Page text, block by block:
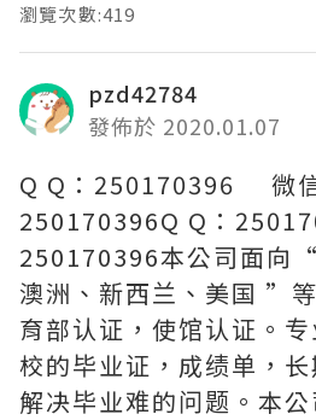
瀏覽次數:419
pzd42784
發佈於 2020.01.07
Q Q：250170396 微信
250170396Q Q：
250170396本公司面向
澳洲、新西兰、美国 ”
育部认证，使馆认证。
校的毕业证，成绩单，
解决毕业难的问题。本